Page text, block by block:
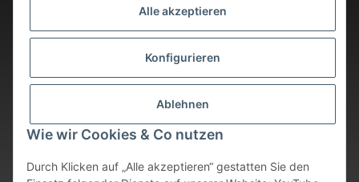
Alle akzeptieren
Konfigurieren
Ablehnen
Wie wir Cookies & Co nutzen
Durch Klicken auf „Alle akzeptieren“ gestatten Sie den